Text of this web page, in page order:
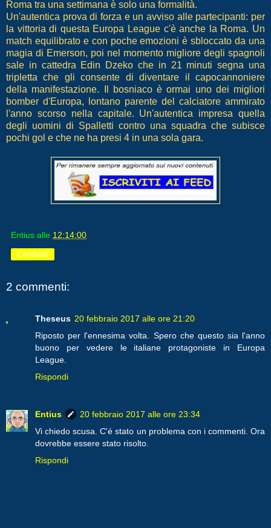
Roma tra una settimana è solo una formalità.
Un'autentica prova di forza e un avviso alle partecipanti: per
la vittoria di questa Europa League c'è anche la Roma. Un
match equilibrato e con poche emozioni è sbloccato da una
magia di Emerson, poi nel momento migliore degli spagnoli
sale in cattedra Edin Dzeko che in 21 minuti segna una
tripletta che gli consente di diventare il capocannoniere
della manifestazione. Il bosniaco è ormai uno dei migliori
bomber d'Europa, lontano parente del calciatore ammirato
l'anno scorso nella capitale. Un'autentica impresa quella
degli uomini di Spalletti contro una squadra che subisce
pochi gol e che ne ha presi 4 in una sola gara.
Entius alle 12:14:00
Condividi
2 commenti:
Theseus 20 febbraio 2017 alle ore 21:20
Riposto per l'ennesima volta. Spero che questo sia l'anno
buono per vedere le italiane protagoniste in Europa
League.
Rispondi
Entius
20 febbraio 2017 alle ore 23:34
Vi chiedo scusa. C'é stato un problema con i commenti. Ora
dovrebbe essere stato risolto.
Rispondi